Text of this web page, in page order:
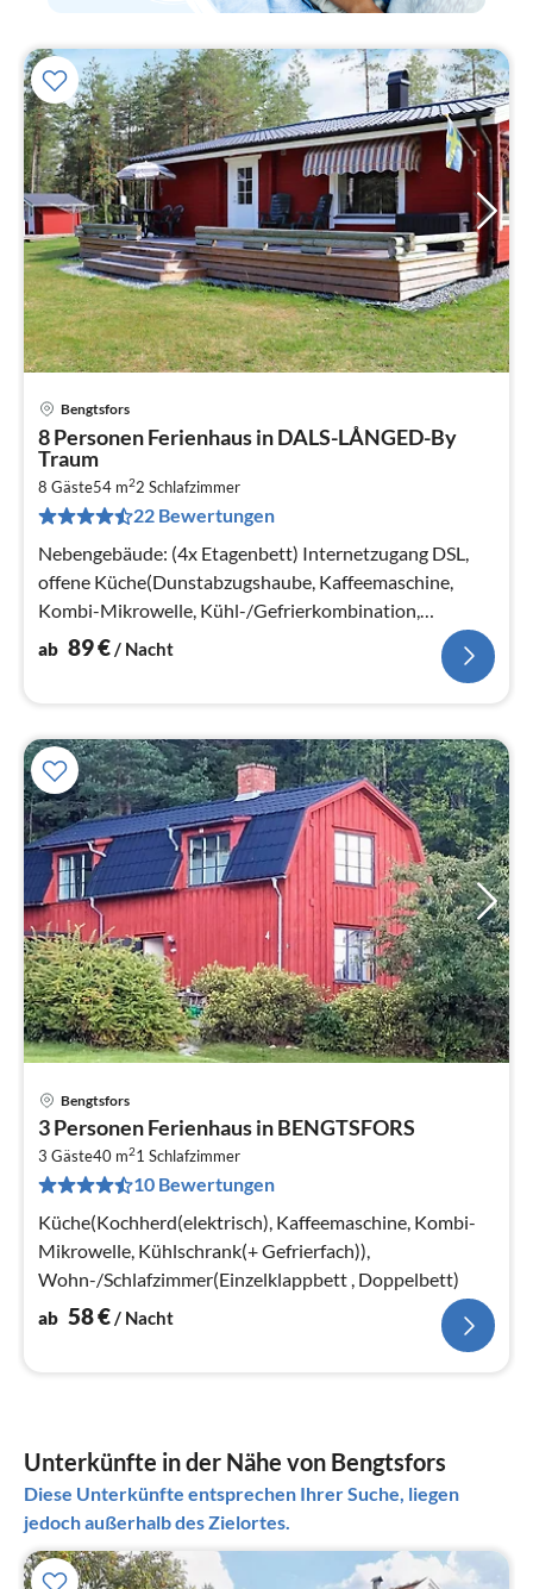
Bengtsfors
8 Personen Ferienhaus in DALS-LÅNGED-By
Traum
8 Gäste54 m22 Schlafzimmer
22 Bewertungen
Nebengebäude: (4x Etagenbett) Internetzugang DSL,
offene Küche(Dunstabzugshaube, Kaffeemaschine,
Kombi-Mikrowelle, Kühl-/Gefrierkombination,
Hochstuhl)
ab 89€/ Nacht
Bengtsfors
3 Personen Ferienhaus in BENGTSFORS
3 Gäste40 m21 Schlafzimmer
10 Bewertungen
Küche(Kochherd(elektrisch), Kaffeemaschine, Kombi-
Mikrowelle, Kühlschrank(+ Gefrierfach)),
Wohn-/Schlafzimmer(Einzelklappbett , Doppelbett)
ab 58€/ Nacht
Unterkünfte in der Nähe von Bengtsfors
Diese Unterkünfte entsprechen Ihrer Suche, liegen
jedoch außerhalb des Zielortes.